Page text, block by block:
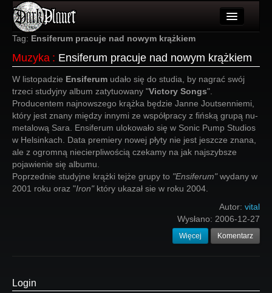
Artykuły
Użytkownicy
Wydarzenia
Galeria
Forum
Więcej
Login
Tag: Ensiferum pracuje nad nowym krążkiem
Muzyka : Ensiferum pracuje nad nowym krążkiem
W listopadzie Ensiferum udało się do studia, by nagrać swój
trzeci studyjny album zatytuowany "Victory Songs".
Producentem najnowszego krążka będzie Janne Joutsenniemi,
który jest znany między innymi ze współpracy z fińską grupą nu-
metalową Sara. Ensiferum ulokowało się w Sonic Pump Studios
w Helsinkach. Data premiery nowej płyty nie jest jeszcze znana,
ale z ogromną niecierpliwością czekamy na jak najszybsze
pojawienie się albumu.
Poprzednie studyjne krążki tejże grupy to "Ensiferum"wydany w
2001 roku oraz "Iron" który ukazał sie w roku 2004.
Autor: vital
Wysłano: 2006-12-27
Więcej Komentarz
Login